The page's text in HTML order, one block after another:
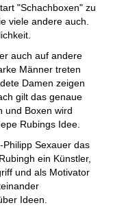
"Schachboxen" zu
viele andere auch.
auch auf andere
Männer treten
Damen zeigen
gilt das genaue
und Boxen wird
Rubings Idee.
Sexauer das
ein Künstler,
und als Motivator
Ideen.